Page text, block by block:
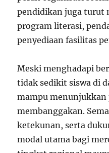
pendidikan juga turut
program literasi,
penyediaan fasilitas
Meski menghadapi
tidak sedikit siswa di
mampu menunjukkan
membanggakan.
ketekunan, serta
modal utama bagi